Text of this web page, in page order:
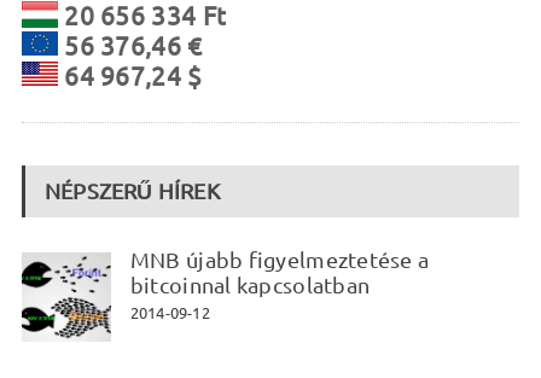
20 656 334 Ft
56 376,46 €
64 967,24 $
NÉPSZERŰ HÍREK
MNB újabb figyelmeztetése a
bitcoinnal kapcsolatban
2014-09-12